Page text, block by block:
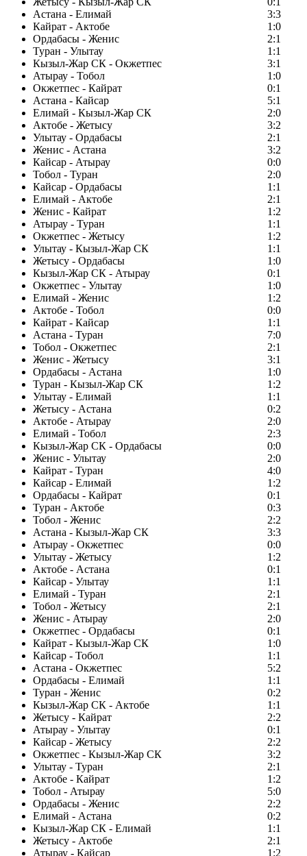
Астана - Елимай
3:3
Кайрат - Актобе
1:0
Ордабасы - Женис
2:1
Туран - Улытау
1:1
Кызыл-Жар СК - Окжетпес
3:1
Атырау - Тобол
1:0
Окжетпес - Кайрат
0:1
Астана - Кайсар
5:1
Елимай - Кызыл-Жар СК
2:0
Актобе - Жетысу
3:2
Улытау - Ордабасы
2:1
Женис - Астана
3:2
Кайсар - Атырау
0:0
Тобол - Туран
2:0
Кайсар - Ордабасы
1:1
Елимай - Актобе
2:1
Женис - Кайрат
1:2
Атырау - Туран
1:1
Окжетпес - Жетысу
1:2
Улытау - Кызыл-Жар СК
1:1
Жетысу - Ордабасы
1:0
Кызыл-Жар СК - Атырау
0:1
Окжетпес - Улытау
1:0
Елимай - Женис
1:2
Актобе - Тобол
0:0
Кайрат - Кайсар
1:1
Астана - Туран
7:0
Тобол - Окжетпес
2:1
Женис - Жетысу
3:1
Ордабасы - Астана
1:0
Туран - Кызыл-Жар СК
1:2
Улытау - Елимай
1:1
Жетысу - Астана
0:2
Актобе - Атырау
2:0
Елимай - Тобол
2:3
Кызыл-Жар СК - Ордабасы
0:0
Женис - Улытау
2:0
Кайрат - Туран
4:0
Кайсар - Елимай
1:2
Ордабасы - Кайрат
0:1
Туран - Актобе
0:3
Тобол - Женис
2:2
Астана - Кызыл-Жар СК
3:3
Атырау - Окжетпес
0:0
Улытау - Жетысу
1:2
Актобе - Астана
0:1
Кайсар - Улытау
1:1
Елимай - Туран
2:1
Тобол - Жетысу
2:1
Женис - Атырау
2:0
Окжетпес - Ордабасы
0:1
Кайрат - Кызыл-Жар СК
1:0
Кайсар - Тобол
1:1
Астана - Окжетпес
5:2
Ордабасы - Елимай
1:1
Туран - Женис
0:2
Кызыл-Жар СК - Актобе
1:1
Жетысу - Кайрат
2:2
Атырау - Улытау
0:1
Кайсар - Жетысу
2:2
Окжетпес - Кызыл-Жар СК
3:2
Улытау - Туран
2:1
Актобе - Кайрат
1:2
Тобол - Атырау
5:0
Ордабасы - Женис
2:2
Елимай - Астана
0:2
Кызыл-Жар СК - Елимай
1:1
Жетысу - Актобе
2:1
Атырау - Кайсар
1:2